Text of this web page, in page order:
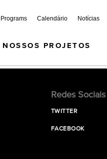
Calendário Notícias
NOSSOS PROJETOS
Redes Sociais
TWITTER
FACEBOOK